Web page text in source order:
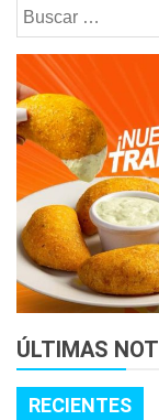
Buscar:
ÚLTIMAS
RECIENTES